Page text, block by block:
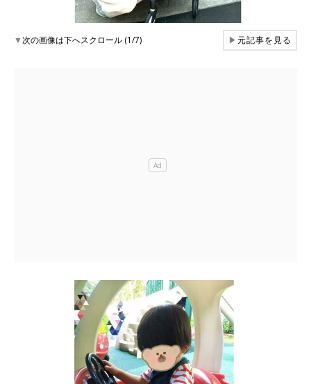
▼次の画像は下へスクロール (1/7) ▶元記事を見る